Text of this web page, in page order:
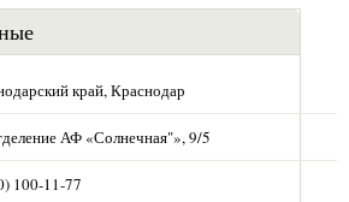
край, Краснодар
АФ «Солнечная"», 9/5
100-11-77